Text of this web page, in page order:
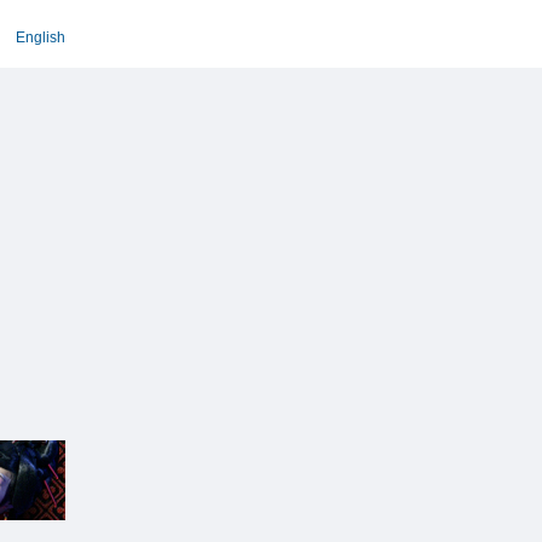
English